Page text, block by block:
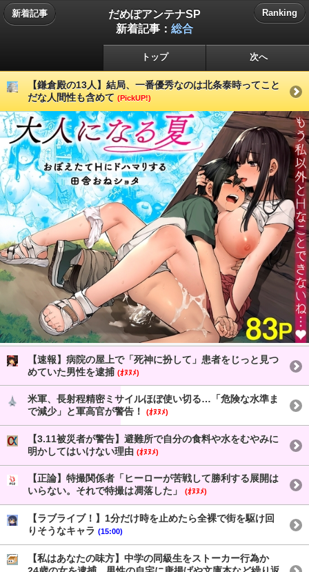
新着記事
だめぽアンテナSP
新着記事： 総合
Ranking
トップ 次へ
【鎌倉殿の13人】結局、一番優秀なのは北条泰時ってこと
だな人間性も含めて (PickUP!)
【速報】病院の屋上で「死神に扮して」患者をじっと見つ
めていた男性を逮捕 (ｵﾇﾇﾒ)
米軍、長射程精密ミサイルほぼ使い切る…「危険な水準ま
で減少」と軍高官が警告！
(ｵﾇﾇﾒ)
【3.11被災者が警告】避難所で自分の食料や水をむやみに
明かしてはいけない理由 (ｵﾇﾇﾒ)
【正論】特撮関係者「ヒーローが苦戦して勝利する展開は
いらない。それで特撮は凋落した」
(ｵﾇﾇﾒ)
【ラブライブ！】1分だけ時を止めたら全裸で街を駆け回
りそうなキャラ (15:00)
【私はあなたの味方】中学の同級生をストーカー行為か